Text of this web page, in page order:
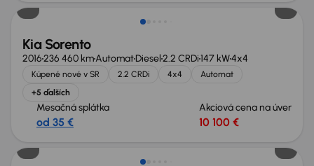
Kia Sorento
2016236 460 kmAutomatDiesel2.2 CRDi147 kW4x4
Kúpené nové v SR 2.2 CRDi 4x4
Automat
+5 ďalších
Mesačná splátka
od 35 €
Akciová cena na úver
10 100 €
Možnosť odpočtu DPH